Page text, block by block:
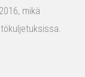
mikä